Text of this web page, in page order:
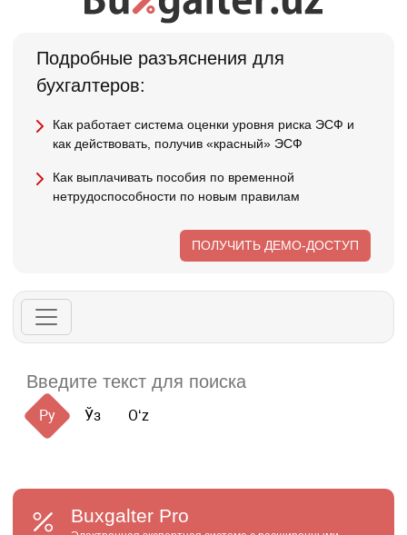
Подробные разъяснения для
бухгалтеров:
Как работает система оценки уровня риска ЭСФ и
как действовать, получив «красный» ЭСФ
Как выплачивать пособия по временной
нетрудоспособности по новым правилам
ПОЛУЧИТЬ ДЕМО-ДОСТУП
Ру Ўз Oʻz
Buxgalter Pro